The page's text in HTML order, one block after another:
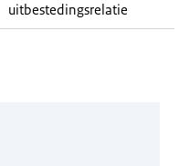
uitbestedingsrelatie